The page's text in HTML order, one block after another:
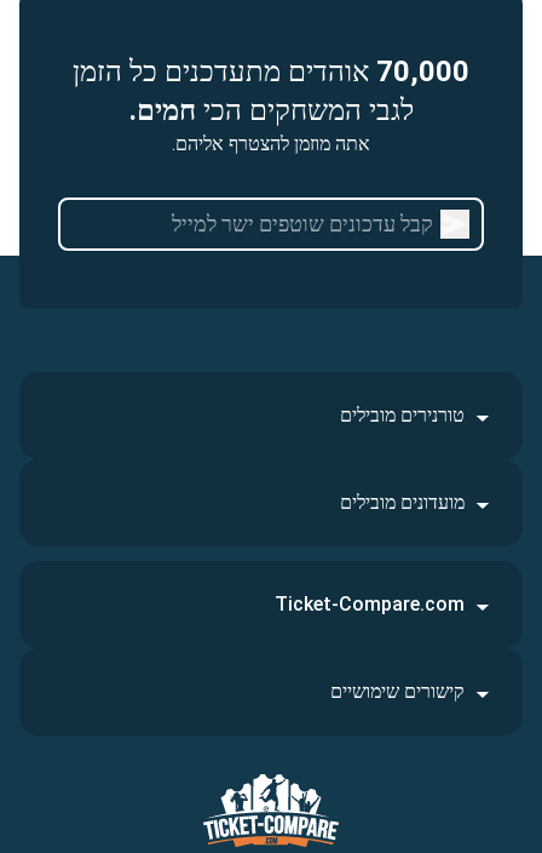
70,000 אוהדים מתעדכנים כל הזמן
לגבי המשחקים הכי חמים.
אתה מוזמן להצטרף אליהם.
טורנירים מובילים
מועדונים מובילים
Ticket-Compare.com
קישורים שימושיים